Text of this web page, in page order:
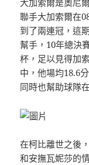
聯手大加索爾在
到了兩連冠，這
幫手，10年總決
杯，足以見得加
中，他場均18.6
同時也幫助球隊
在柯比離世之後
和安撫瓦妮莎的